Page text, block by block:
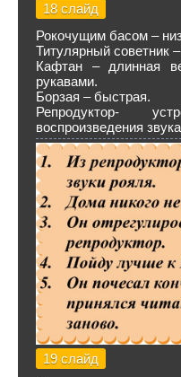
18 слайд
Рокочущим басом –
Титулярный советник
Кафтан – длинная
рукавами.
Борзая – быстрая.
Репродуктор-
воспроизведения
19 слайд